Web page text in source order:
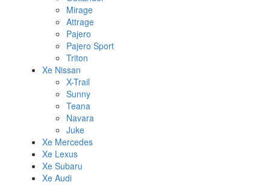
Mirage
Attrage
Pajero
Pajero Sport
Triton
Xe Nissan
X-Trail
Sunny
Teana
Navara
Juke
Xe Mercedes
Xe Lexus
Xe Subaru
Xe Audi